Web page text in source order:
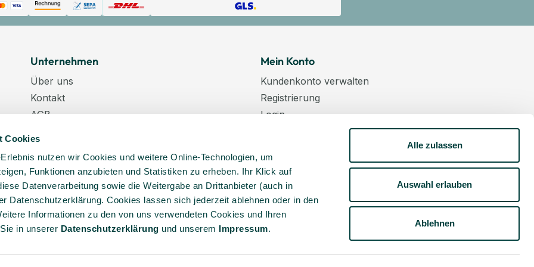
Cookies
nutzen wir Cookies und weitere Online-Technologien, um
Funktionen anzubieten und Statistiken zu erheben. Ihr Klick auf
Datenverarbeitung sowie die Weitergabe an Drittanbieter (auch in
Datenschutzerklärung. Cookies lassen sich jederzeit ablehnen oder in den
Informationen zu den von uns verwendeten Cookies und Ihren
in unserer Daten­schutz­erklärung und unserem Impressum.
Alle zulassen
Auswahl erlauben
Ablehnen
Unternehmen
Über uns
Kontakt
AGB
Karriere
Veranstaltungstermine
Lieferkette
Mein Konto
Kundenkonto verwalten
Registrierung
Login
Kundenkonto aktivieren